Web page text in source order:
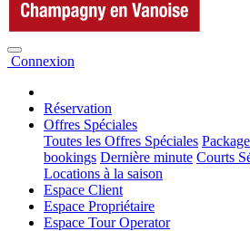
Connexion
Réservation
Offres Spéciales
Toutes les Offres Spéciales
bookings Dernière minute Courts
Locations à la saison
Espace Client
Espace Propriétaire
Espace Tour Operator